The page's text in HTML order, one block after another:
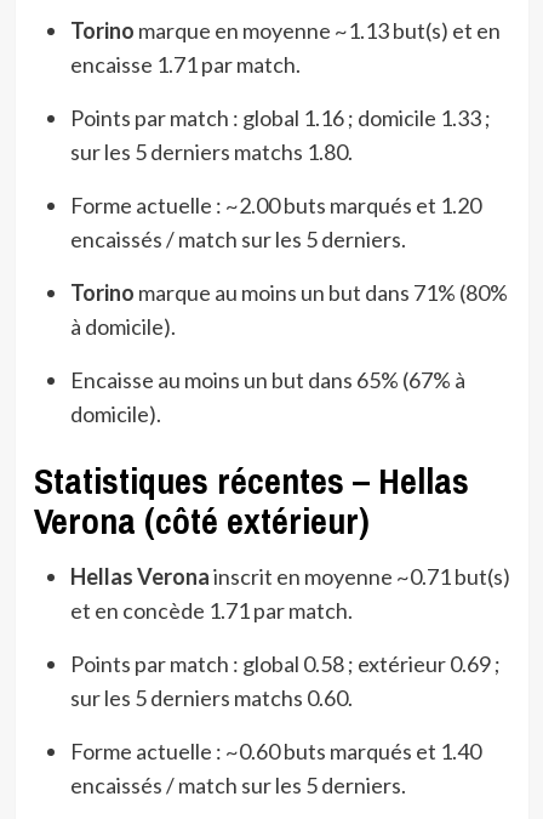
Torino marque en moyenne ~1.13 but(s) et en
encaisse 1.71 par match.
Points par match : global 1.16 ; domicile 1.33 ;
sur les 5 derniers matchs 1.80.
Forme actuelle : ~2.00 buts marqués et 1.20
encaissés / match sur les 5 derniers.
Torino marque au moins un but dans 71% (80%
à domicile).
Encaisse au moins un but dans 65% (67% à
domicile).
Statistiques récentes – Hellas
Verona (côté extérieur)
Hellas Veronainscrit en moyenne ~0.71 but(s)
et en concède 1.71 par match.
Points par match : global 0.58 ; extérieur 0.69 ;
sur les 5 derniers matchs 0.60.
Forme actuelle : ~0.60 buts marqués et 1.40
encaissés / match sur les 5 derniers.